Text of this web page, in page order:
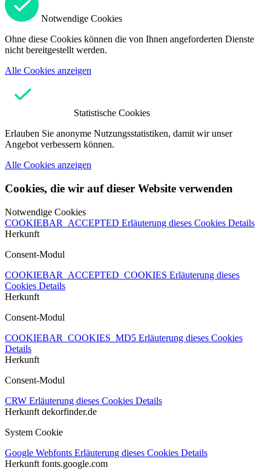
Notwendige Cookies
Ohne diese Cookies können die von Ihnen angeforderten Dienste
nicht bereitgestellt werden.
Alle Cookies anzeigen
Statistische Cookies
Erlauben Sie anonyme Nutzungsstatistiken, damit wir unser
Angebot verbessern können.
Alle Cookies anzeigen
Cookies, die wir auf dieser Website verwenden
Notwendige Cookies
COOKIEBAR_ACCEPTED Erläuterung dieses Cookies Details
Herkunft
Consent-Modul
COOKIEBAR_ACCEPTED_COOKIES Erläuterung dieses
Cookies Details
Herkunft
Consent-Modul
COOKIEBAR_COOKIES_MD5 Erläuterung dieses Cookies
Details
Herkunft
Consent-Modul
CRW Erläuterung dieses Cookies Details
Herkunft dekorfinder.de
System Cookie
Google Webfonts Erläuterung dieses Cookies Details
Herkunft fonts.google.com